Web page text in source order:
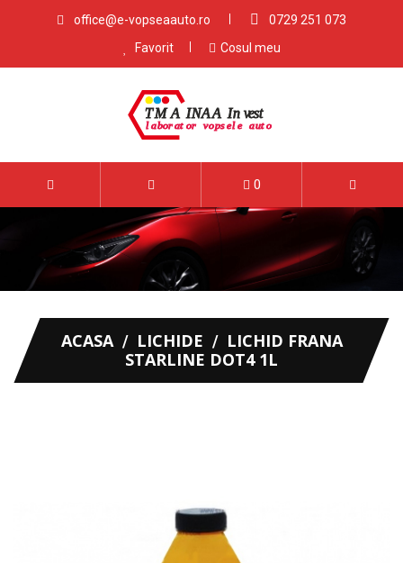
office@e-vopseaauto.ro
0729 251 073
Favorit
Cosul meu
0
ACASA LICHIDE
LICHID FRANA
STARLINE DOT4 1L